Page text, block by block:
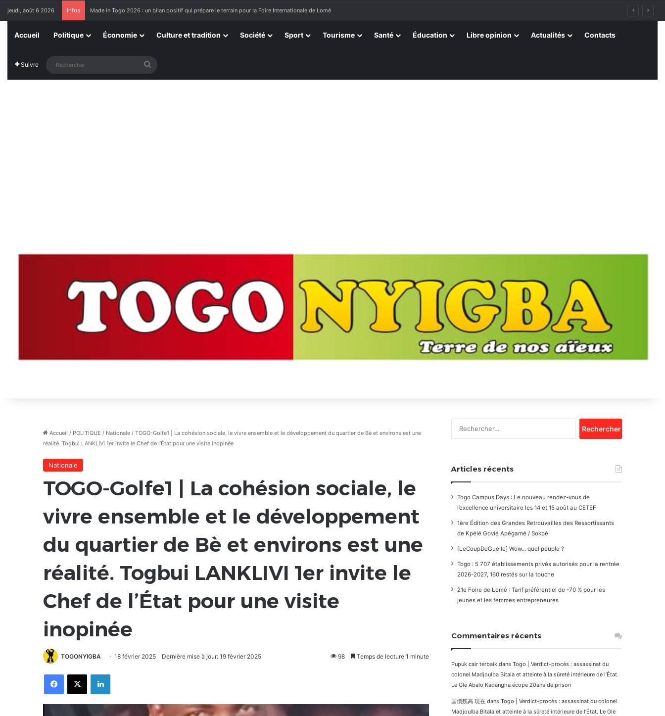
jeudi, août 6 2026 Infos Made in Togo 2026 : un bilan positif qui prépare le terrain pour la Foire Internationale de Lomé
Accueil Politique Économie Culture et tradition Société Sport Tourisme Santé Éducation Libre opinion Actualités Contacts
Suivre
Accueil / POLITIQUE / Nationale / TOGO-Golfe1 | La cohésion sociale, le vivre ensemble et le développement du quartier de Bè et environs est une
réalité. Togbui LANKLIVI 1er invite le Chef de l’État pour une visite inopinée
Nationale
TOGO-Golfe1 | La cohésion sociale, le
vivre ensemble et le développement
du quartier de Bè et environs est une
réalité. Togbui LANKLIVI 1er invite le
Chef de l’État pour une visite
inopinée
TOGONYIGBA 18 février 2025 Dernière mise à jour: 19 février 2025 98 Temps de lecture 1 minute
FacebookX Linkedin
Articles récents
Togo Campus Days : Le nouveau rendez-vous de
l’excellence universitaire les 14 et 15 août au CETEF
1ère Édition des Grandes Retrouvailles des Ressortissants
de Kpélé Govié Apégamé / Sokpé
[LeCoupDeGuelle] Wow… quel peuple ?
Togo : 5 707 établissements privés autorisés pour la rentrée
2026-2027, 160 restés sur la touche
21e Foire de Lomé : Tarif préférentiel de -70 % pour les
jeunes et les femmes entrepreneures
Commentaires récents
Pupuk cair terbaik dans Togo | Verdict-procès : assassinat du
colonel Madjoulba Bitala et atteinte à la sûreté intérieure de l’État.
Le Gle Abalo Kadangha écope 20ans de prison
国債残高 現在 dans Togo | Verdict-procès : assassinat du colonel
Madjoulba Bitala et atteinte à la sûreté intérieure de l’État. Le Gle